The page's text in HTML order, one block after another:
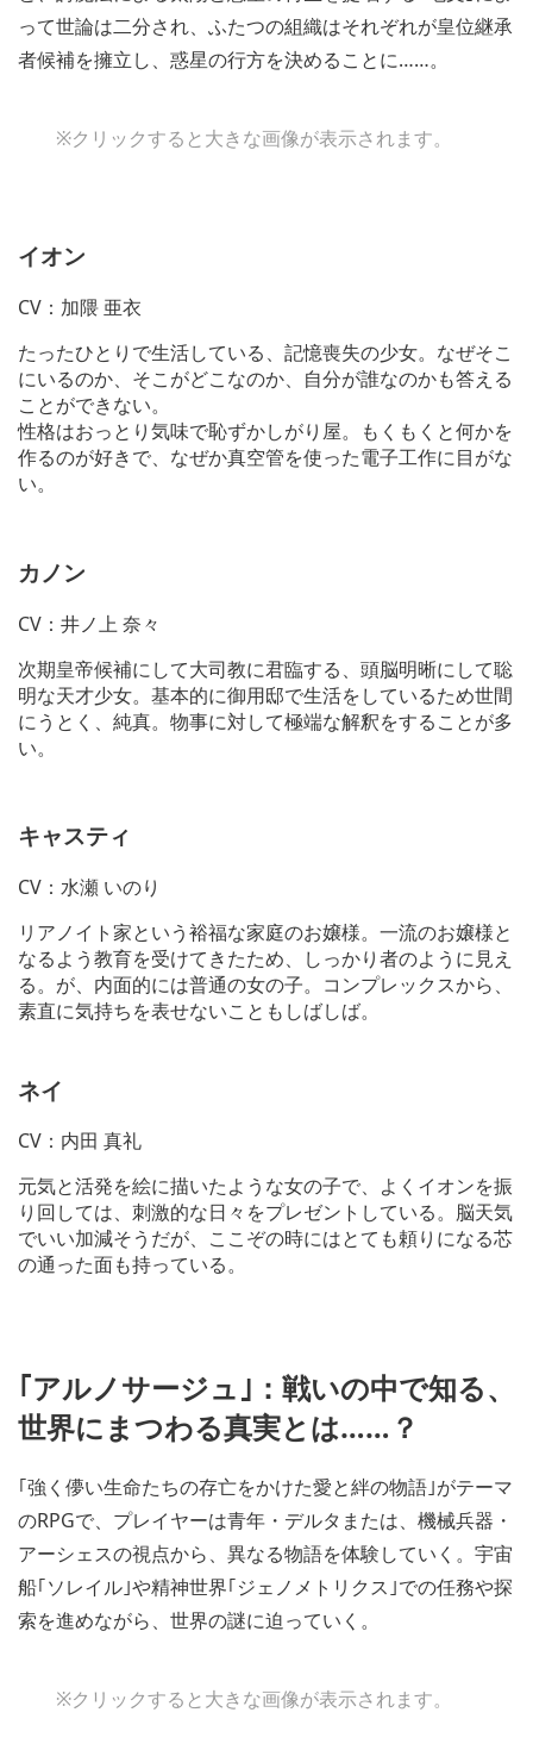
って世論は二分され、ふたつの組織はそれぞれが皇位継承
者候補を擁立し、惑星の行方を決めることに……。
※クリックすると大きな画像が表示されます。
イオン
CV：加隈 亜衣
たったひとりで生活している、記憶喪失の少女。なぜそこ
にいるのか、そこがどこなのか、自分が誰なのかも答える
ことができない。
性格はおっとり気味で恥ずかしがり屋。もくもくと何かを
作るのが好きで、なぜか真空管を使った電子工作に目がな
い。
カノン
CV：井ノ上 奈々
次期皇帝候補にして大司教に君臨する、頭脳明晰にして聡
明な天才少女。基本的に御用邸で生活をしているため世間
にうとく、純真。物事に対して極端な解釈をすることが多
い。
キャスティ
CV：水瀬 いのり
リアノイト家という裕福な家庭のお嬢様。一流のお嬢様と
なるよう教育を受けてきたため、しっかり者のように見え
る。が、内面的には普通の女の子。コンプレックスから、
素直に気持ちを表せないこともしばしば。
ネイ
CV：内田 真礼
元気と活発を絵に描いたような女の子で、よくイオンを振
り回しては、刺激的な日々をプレゼントしている。脳天気
でいい加減そうだが、ここぞの時にはとても頼りになる芯
の通った面も持っている。
｢アルノサージュ｣：戦いの中で知る、
世界にまつわる真実とは……？
｢強く儚い生命たちの存亡をかけた愛と絆の物語｣がテーマ
のRPGで、プレイヤーは青年・デルタまたは、機械兵器・
アーシェスの視点から、異なる物語を体験していく。宇宙
船｢ソレイル｣や精神世界｢ジェノメトリクス｣での任務や探
索を進めながら、世界の謎に迫っていく。
※クリックすると大きな画像が表示されます。